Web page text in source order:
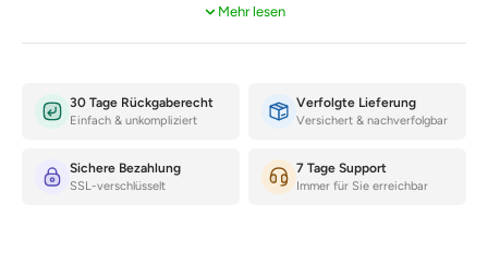
Mehr lesen
30 Tage Rückgaberecht
Einfach & unkompliziert
Verfolgte Lieferung
Versichert & nachverfolgbar
Sichere Bezahlung
SSL-verschlüsselt
7 Tage Support
Immer für Sie erreichbar